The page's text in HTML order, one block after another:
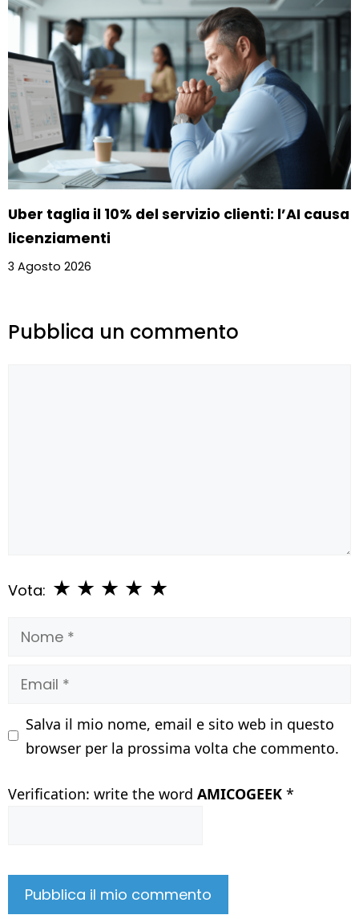
Uber taglia il 10% del servizio clienti: l’AI causa
licenziamenti
3 Agosto 2026
Pubblica un commento
Vota: ★
★
★
★
★
Nome
Email
Salva il mio nome, email e sito web in questo
browser per la prossima volta che commento.
Verification: write the word AMICOGEEK *